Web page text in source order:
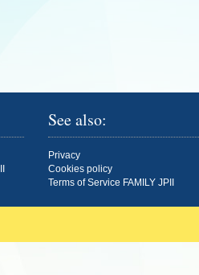
See also:
Privacy
Cookies policy
Terms of Service FAMILY JPII